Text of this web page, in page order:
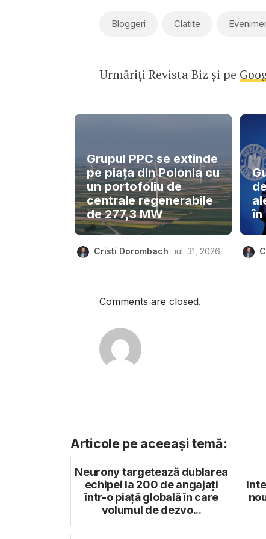
Bloggeri Clatite
Urmăriți Revista Biz și pe
Grupul PPC se extinde
pe piața din Polonia cu
un portofoliu de
centrale regenerabile
de 277,3 MW
Cristi Dorombach iul. 31, 2026
în
Comments are closed.
Articole pe aceeași temă:
Neurony targetează dublarea
echipei la 200 de angajați
într-o piață globală în care
volumul de dezvo...